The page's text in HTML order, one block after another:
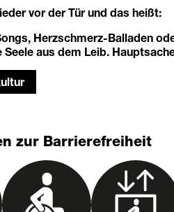
vor der Tür und das heißt:
Herzschmerz-Balladen
Seele aus dem Leib.
zur Barrierefreiheit